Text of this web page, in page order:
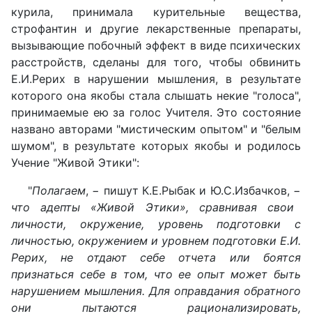
курила, принимала курительные вещества,
строфантин и другие лекарственные препараты,
вызывающие побочный эффект в виде психических
расстройств, сделаны для того, чтобы обвинить
Е.И.Рерих в нарушении мышления, в результате
которого она якобы стала слышать некие "голоса",
принимаемые ею за голос Учителя. Это состояние
названо авторами "мистическим опытом" и "белым
шумом", в результате которых якобы и родилось
Учение "Живой Этики":
"Полагаем, − пишут К.Е.Рыбак и Ю.С.Избачков, −
что адепты «Живой Этики», сравнивая свои
личности, окружение, уровень подготовки с
личностью, окружением и уровнем подготовки Е.И.
Рерих, не отдают себе отчета или боятся
признаться себе в том, что ее опыт может быть
нарушением мышления. Для оправдания обратного
они пытаются рационализировать,